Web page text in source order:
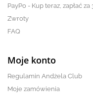
PayPo - Kup teraz, zapłać za
Zwroty
FAQ
Moje konto
Regulamin Andżela Club
Moje zamówienia